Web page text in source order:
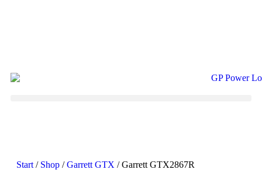
Start / Shop /Garrett GTX / Garrett GTX2867R